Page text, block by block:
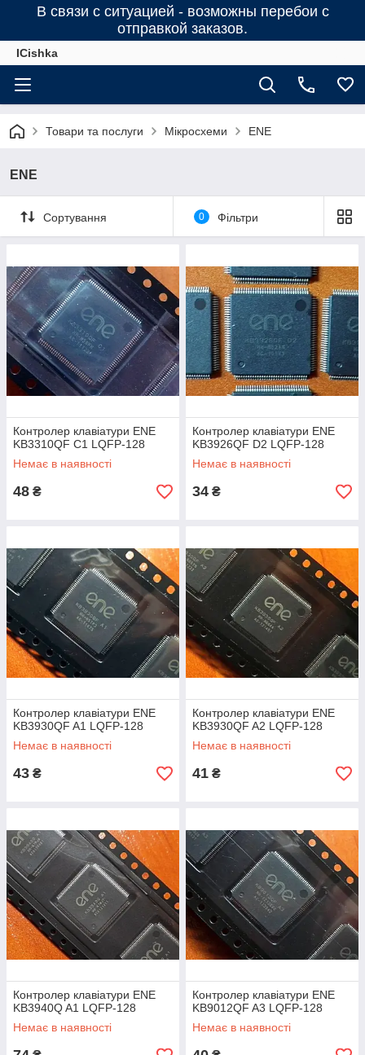
В связи с ситуацией - возможны перебои с
отправкой заказов.
ICishka
Товари та послуги Мікросхеми ENE
ENE
Сортування 0 Фільтри
Контролер клавіатури ENE
KB3310QF C1 LQFP-128
Немає в наявності
48 ₴
Контролер клавіатури ENE
KB3926QF D2 LQFP-128
Немає в наявності
34 ₴
Контролер клавіатури ENE
KB3930QF A1 LQFP-128
Немає в наявності
43 ₴
Контролер клавіатури ENE
KB3930QF A2 LQFP-128
Немає в наявності
41 ₴
Контролер клавіатури ENE
KB3940Q A1 LQFP-128
Немає в наявності
Контролер клавіатури ENE
KB9012QF A3 LQFP-128
Немає в наявності